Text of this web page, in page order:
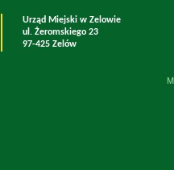
Urząd Miejski w Zelowie
ul. Żeromskiego 23
97-425 Zelów